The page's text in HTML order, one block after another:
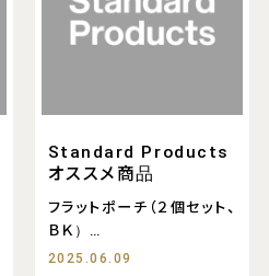
Standard Products
オススメ商品
フラットポーチ（２個セット、
ＢＫ）
フラットポーチ（２個
2025.06.09